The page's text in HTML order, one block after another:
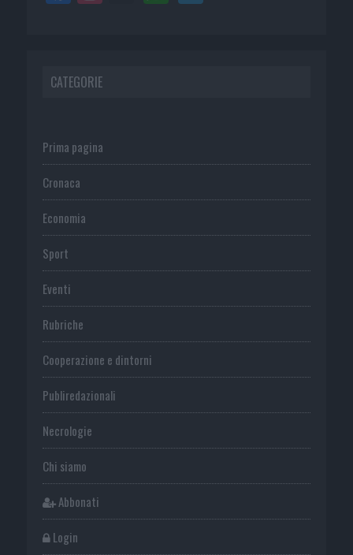
CATEGORIE
Prima pagina
Cronaca
Economia
Sport
Eventi
Rubriche
Cooperazione e dintorni
Publiredazionali
Necrologie
Chi siamo
Abbonati
Login